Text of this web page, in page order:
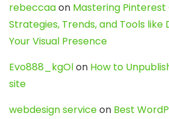
rebeccaaon Mastering
Strategies, Trends, and Tools like
Your Visual Presence
Evo888_kgOlon How to
site
webdesign serviceon Best